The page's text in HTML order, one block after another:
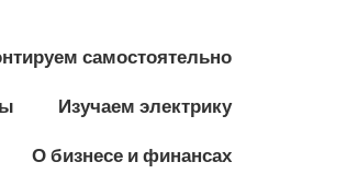
самостоятельно
Изучаем электрику
О бизнесе и финансах